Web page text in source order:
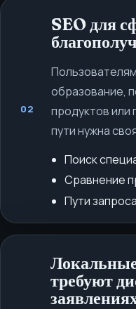
02
SEO для
образование,
продуктов или
пути нужна
Поиск
Сравнение
Пути запроса
требуют